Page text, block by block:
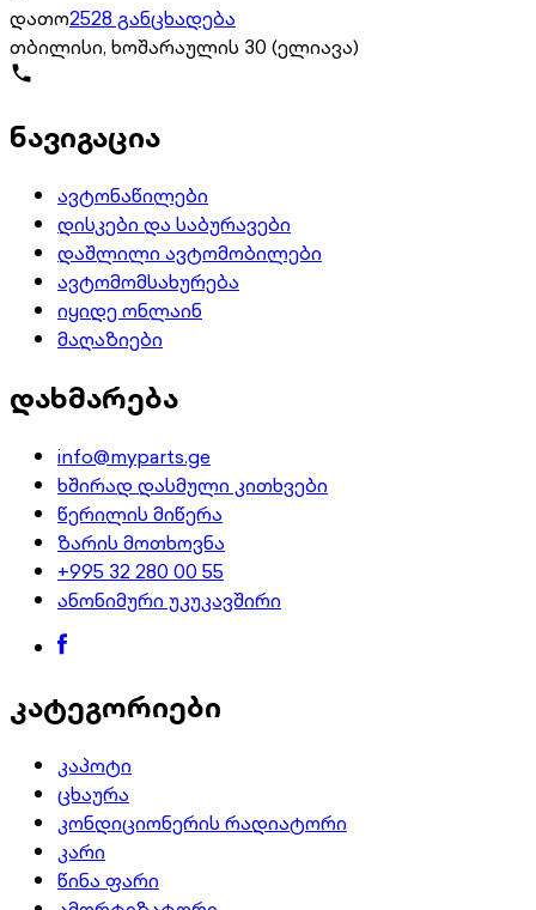
დათო2528 განცხადება
თბილისი, ხოშარაულის 30 (ელიავა)
ნავიგაცია
ავტონაწილები
დისკები და საბურავები
დაშლილი ავტომობილები
ავტომომსახურება
იყიდე ონლაინ
მაღაზიები
დახმარება
info@myparts.ge
ხშირად დასმული კითხვები
წერილის მიწერა
ზარის მოთხოვნა
+995 32 280 00 55
ანონიმური უკუკავშირი
კატეგორიები
კაპოტი
ცხაურა
კონდიციონერის რადიატორი
კარი
წინა ფარი